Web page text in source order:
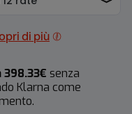
di più
senza
Klarna come